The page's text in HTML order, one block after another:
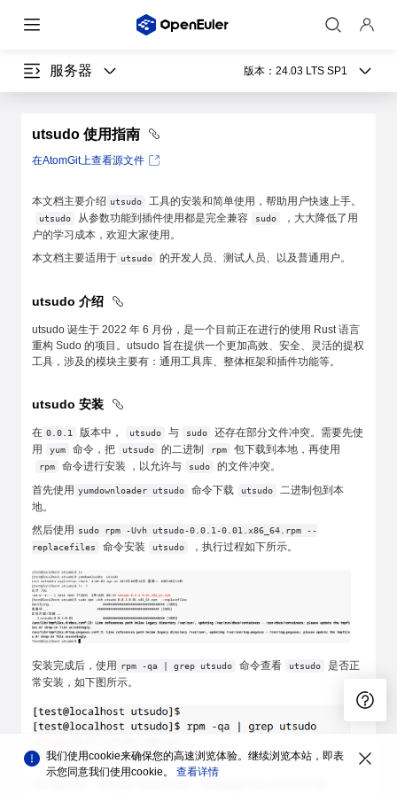
服务器 版本： 24.03 LTS SP1
utsudo 使用指南
在AtomGit上查看源文件
本文档主要介绍 utsudo 工具的安装和简单使用，帮助用户快速上手。
utsudo 从参数功能到插件使用都是完全兼容 sudo
，大大降低了用
户的学习成本，欢迎大家使用。
本文档主要适用于 utsudo 的开发人员、测试人员、以及普通用户。
utsudo 介绍
utsudo 诞生于 2022 年 6 月份，是一个目前正在进行的使用 Rust 语言
重构 Sudo 的项目。utsudo 旨在提供一个更加高效、安全、灵活的提权
工具，涉及的模块主要有：通用工具库、整体框架和插件功能等。
utsudo 安装
在 0.0.1 版本中， utsudo 与 sudo
还存在部分文件冲突。需要先使
用
yum 命令，把 utsudo 的二进制 rpm 包下载到本地，再使用
rpm 命令进行安装 ，以允许与 sudo
的文件冲突。
首先使用 yumdownloader utsudo 命令下载 utsudo
二进制包到本
地。
然后使用
sudo rpm -Uvh utsudo-0.0.1-0.01.x86_64.rpm --
replacefiles
命令安装 utsudo ，执行过程如下所示。
安装完成后，使用 rpm -qa | grep utsudo 命令查看 utsudo
是否正
常安装，如下图所示。
我们使用cookie来确保您的高速浏览体验。继续浏览本站，即表
示您同意我们使用cookie。 查看详情